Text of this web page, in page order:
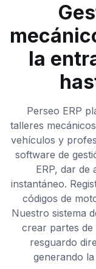
la
Perseo ERP
talleres
vehículos y
software de
ERP, dar
instantáneo.
códigos de
Nuestro sistema
crear partes de
resguardo
generando